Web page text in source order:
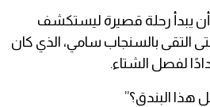
أن يبدأ رحلة قصيرة ليستكشف
التقى بالسنجاب سامي، الذي كان
لفصل الشتاء.
هذا البندق؟”